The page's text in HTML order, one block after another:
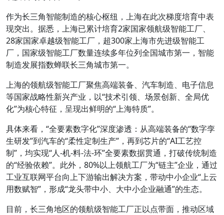
作为长三角智能制造的核心枢纽，上海在此次梯度培育中表
现突出。据悉，上海已累计培育2家国家领航级智能工厂、
28家国家卓越级智能工厂，超300家上海市先进级智能工
厂，国家级智能工厂数量连续多年位列全国城市第一，智能
制造发展指数蝉联长三角城市第一。
上海的领航级智能工厂聚焦高端装备、汽车制造、电子信息
等国家战略性新兴产业，以“技术引领、场景创新、全局优
化”为核心特征，呈现出鲜明的“上海特质”。
具体来看，“全要素数字化”深度渗透：从高端装备的“数字孪
生研发”到汽车的“柔性定制生产”，再到芯片的“AI工艺控
制”，均实现“人-机-料-法-环”全要素数据贯通，打破传统制造
的“经验依赖”。此外，80%以上领航工厂为“链主”企业，通过
工业互联网平台向上下游输出解决方案，带动中小企业“上云
用数赋智”，形成“龙头带中小、大中小企业融通”的生态。
目前，长三角地区的领航级智能工厂正以点带面，推动区域